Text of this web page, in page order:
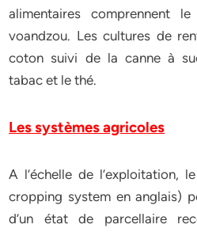
alimentaires comprennent
voandzou. Les cultures de
coton suivi de la canne à
tabac et le thé.
Les systèmes agricoles
A l’échelle de l’exploitation,
cropping system en anglais)
d’un état de parcellaire